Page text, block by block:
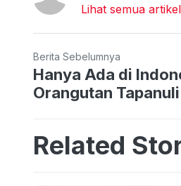
Lihat semua artikel
Berita Sebelumnya
Hanya Ada di
Orangutan Tapanuli
Related